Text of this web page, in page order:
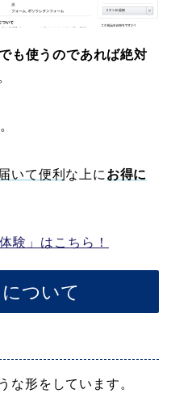
も使うのであれば絶対
いて便利 な上に お得に
験」はこちら！
ついて
な形をしています。